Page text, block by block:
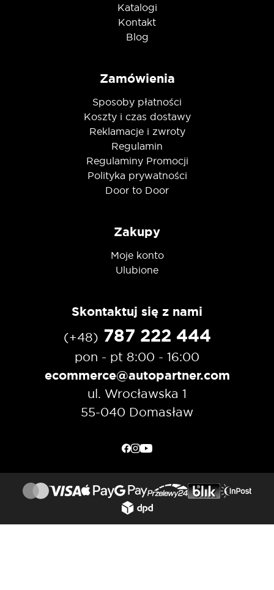
Katalogi
Kontakt
Blog
Zamówienia
Sposoby płatności
Koszty i czas dostawy
Reklamacje i zwroty
Regulamin
Regulaminy Promocji
Polityka prywatności
Door to Door
Zakupy
Moje konto
Ulubione
Skontaktuj się z nami
(+48) 787 222 444
pon - pt 8:00 - 16:00
ecommerce@autopartner.com
ul. Wrocławska 1
55-040 Domasław